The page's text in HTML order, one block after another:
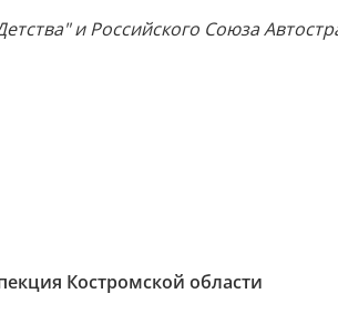
и Российского Союза
Костромской области